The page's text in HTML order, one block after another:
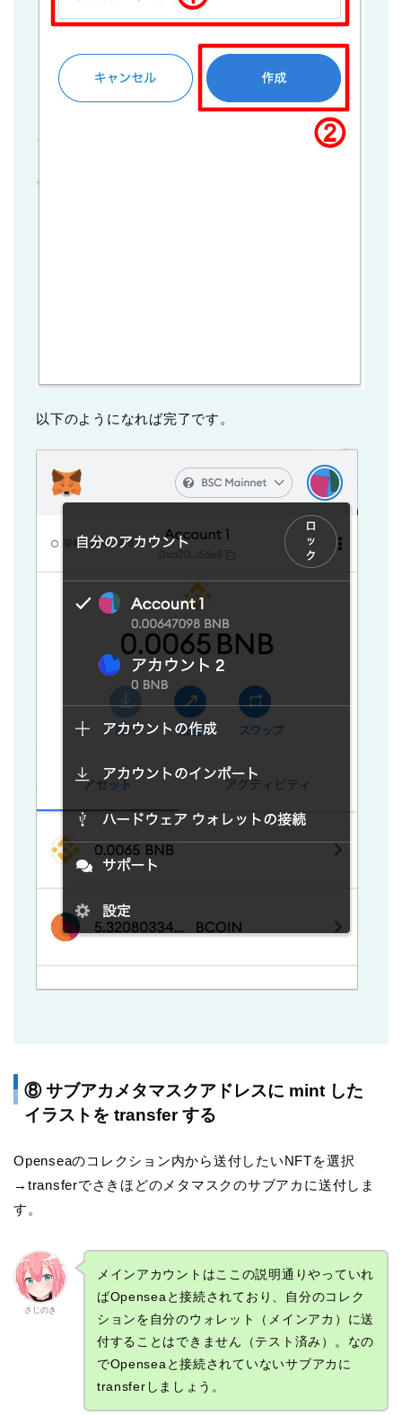
以下のようになれば完了です。
⑧ サブアカメタマスクアドレスに mint した
イラストを transfer する
Openseaのコレクション内から送付したいNFTを選択
→transferでさきほどのメタマスクのサブアカに送付しま
す。
さじのき
メインアカウントはここの説明通りやっていれ
ばOpenseaと接続されており、自分のコレク
ションを自分のウォレット（メインアカ）に送
付することはできません（テスト済み）。なの
でOpenseaと接続されていないサブアカに
transferしましょう。